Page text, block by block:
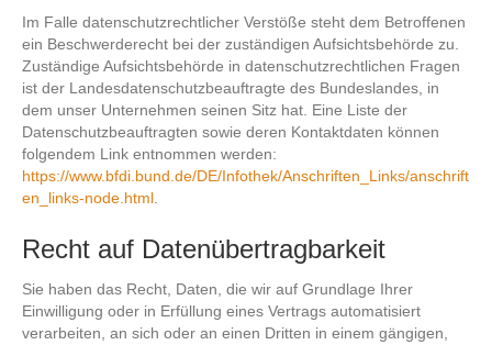
Im Falle datenschutzrechtlicher Verstöße steht dem Betroffenen
ein Beschwerderecht bei der zuständigen Aufsichtsbehörde zu.
Zuständige Aufsichtsbehörde in datenschutzrechtlichen Fragen
ist der Landesdatenschutzbeauftragte des Bundeslandes, in
dem unser Unternehmen seinen Sitz hat. Eine Liste der
Datenschutzbeauftragten sowie deren Kontaktdaten können
folgendem Link entnommen werden:
https://www.bfdi.bund.de/DE/Infothek/Anschriften_Links/anschrift
en_links-node.html
Recht auf Datenübertragbarkeit
Sie haben das Recht, Daten, die wir auf Grundlage Ihrer
Einwilligung oder in Erfüllung eines Vertrags automatisiert
verarbeiten, an sich oder an einen Dritten in einem gängigen,